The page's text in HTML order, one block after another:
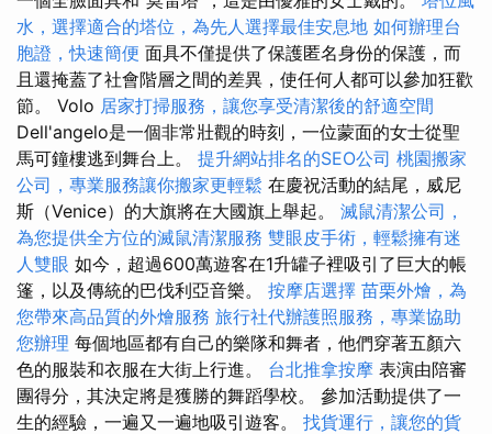
水，選擇適合的塔位，為先人選擇最佳安息地 如何辦理台
胞證，快速簡便 面具不僅提供了保護匿名身份的保護，而
且還掩蓋了社會階層之間的差異，使任何人都可以參加狂歡
節。 Volo 居家打掃服務，讓您享受清潔後的舒適空間
Dell'angelo是一個非常壯觀的時刻，一位蒙面的女士從聖
馬可鐘樓逃到舞台上。 提升網站排名的SEO公司 桃園搬家
公司，專業服務讓你搬家更輕鬆 在慶祝活動的結尾，威尼
斯（Venice）的大旗將在大國旗上舉起。 滅鼠清潔公司，
為您提供全方位的滅鼠清潔服務 雙眼皮手術，輕鬆擁有迷
人雙眼 如今，超過600萬遊客在1升罐子裡吸引了巨大的帳
篷，以及傳統的巴伐利亞音樂。 按摩店選擇 苗栗外燴，為
您帶來高品質的外燴服務 旅行社代辦護照服務，專業協助
您辦理 每個地區都有自己的樂隊和舞者，他們穿著五顏六
色的服裝和衣服在大街上行進。 台北推拿按摩 表演由陪審
團得分，其決定將是獲勝的舞蹈學校。 參加活動提供了一
生的經驗，一遍又一遍地吸引遊客。 找貨運行，讓您的貨